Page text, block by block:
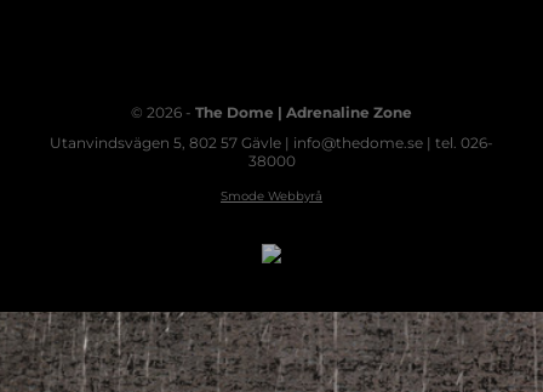
© 2026 - The Dome | Adrenaline Zone
Utanvindsvägen 5, 802 57 Gävle | info@thedome.se | tel. 026-
38000
Smode Webbyrå